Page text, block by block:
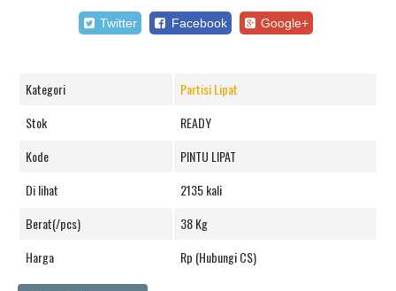
Twitter Facebook Google+
Kategori
Partisi Lipat
Stok
READY
Kode
PINTU LIPAT
Di lihat
2135 kali
Berat(/pcs)
38 Kg
Harga
Rp (Hubungi CS)